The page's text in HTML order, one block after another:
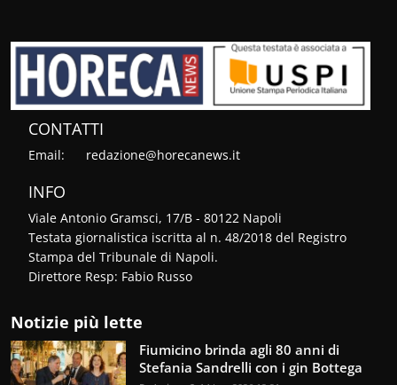
CONTATTI
Email: redazione@horecanews.it
INFO
Viale Antonio Gramsci, 17/B - 80122 Napoli
Testata giornalistica iscritta al n. 48/2018 del Registro
Stampa del Tribunale di Napoli.
Direttore Resp: Fabio Russo
Notizie più lette
Fiumicino brinda agli 80 anni di
Stefania Sandrelli con i gin Bottega